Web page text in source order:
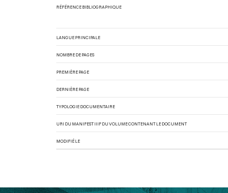
RÉFÉRENCE BIBLIOGRAPHIQUE
LANGUE PRINCIPALE
NOMBRE DE PAGES
PREMIÈRE PAGE
DERNIÈRE PAGE
TYPOLOGIE DOCUMENTAIRE
URI DU MANIFEST IIIF DU VOLUME CONTENANT LE DOCUMENT
MODIFIÉ LE